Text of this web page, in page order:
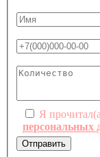
Я
персональных
Отправить